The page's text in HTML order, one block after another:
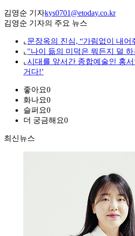
김영순 기자kys0701@etoday.co.kr
김영순 기자의 주요 뉴스
⌞ 문장옥의 진심, “가림없이 내어
⌞ "나이 듦의 미덕은 뭐든지 덜
⌞ 시대를 앞서간 종합예술인 홍
거다!’
좋아요0
화나요0
슬퍼요0
더 궁금해요0
최신뉴스